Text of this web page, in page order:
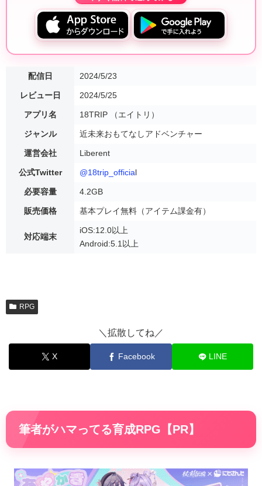
配信日 2024/5/23
レビュー日 2024/5/25
アプリ名 18TRIP （エイトリ）
ジャンル 近未来おもてなしアドベンチャー
運営会社 Liberent
公式Twitter @18trip_official
必要容量 4.2GB
販売価格 基本プレイ無料（アイテム課金有）
対応端末
iOS:12.0以上
Android:5.1以上
RPG
＼拡散してね／
X Facebook LINE
筆者がハマってる育成RPG【PR】